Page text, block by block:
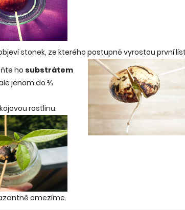
stonek, ze kterého postupně vyrostou první
ho substrátem
jenom do ⅔
rostlinu.
omezíme.